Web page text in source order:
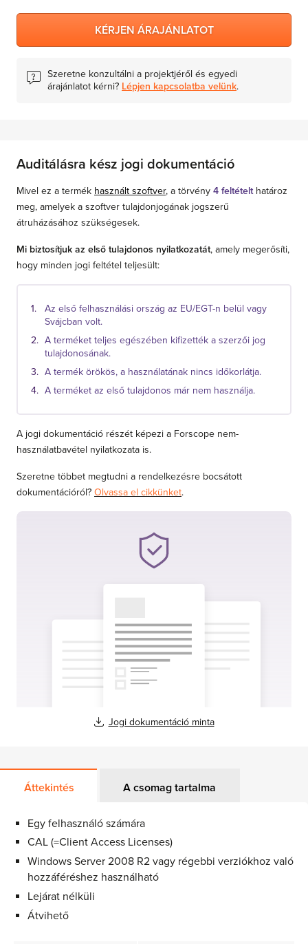
KÉRJEN ÁRAJÁNLATOT
Szeretne konzultálni a projektjéről és egyedi
árajánlatot kérni? Lépjen kapcsolatba velünk.
Auditálásra kész jogi dokumentáció
Mivel ez a termék használt szoftver, a törvény 4 feltételthatároz
meg, amelyek a szoftver tulajdonjogának jogszerű
átruházásához szükségesek.
Mi biztosítjuk az első tulajdonos nyilatkozatát, amely megerősíti,
hogy minden jogi feltétel teljesült:
Az első felhasználási ország az EU/EGT-n belül vagy
Svájcban volt.
A terméket teljes egészében kifizették a szerzői jog
tulajdonosának.
A termék örökös, a használatának nincs időkorlátja.
A terméket az első tulajdonos már nem használja.
A jogi dokumentáció részét képezi a Forscope nem-
használatbavétel nyilatkozata is.
Szeretne többet megtudni a rendelkezésre bocsátott
dokumentációról? Olvassa el cikkünket.
Jogi dokumentáció minta
Áttekintés A csomag tartalma
Egy felhasználó számára
CAL (=Client Access Licenses)
Windows Server 2008 R2 vagy régebbi verziókhoz való
hozzáféréshez használható
Lejárat nélküli
Átvihető